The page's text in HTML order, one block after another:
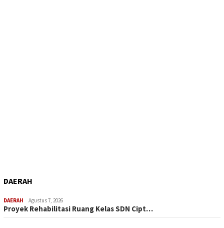
DAERAH
DAERAH Agustus 7, 2026
Proyek Rehabilitasi Ruang Kelas SDN Cipt…